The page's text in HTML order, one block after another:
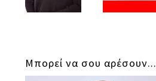
Μπορεί να σου αρέσουν...